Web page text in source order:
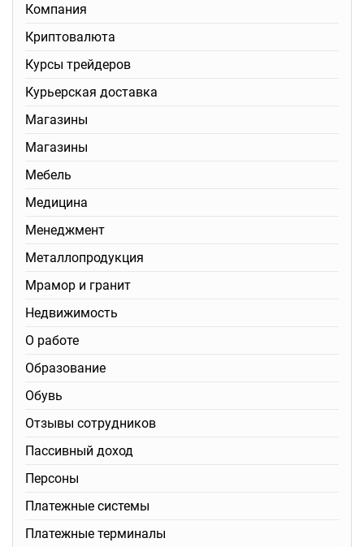
Компания
Криптовалюта
Курсы трейдеров
Курьерская доставка
Магазины
Магазины
Мебель
Медицина
Менеджмент
Металлопродукция
Мрамор и гранит
Недвижимость
О работе
Образование
Обувь
Отзывы сотрудников
Пассивный доход
Персоны
Платежные системы
Платежные терминалы